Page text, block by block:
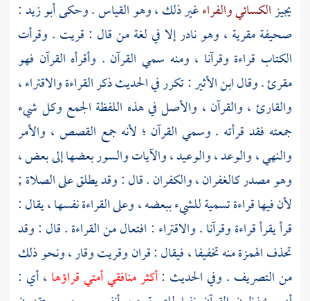
يجيزالكسائيوالفراءغير ذلك ، وهو القياس . وحكىأبو زيد:
صحيفة مقرية ، وهو نادر إلا في لغة من قال : قريت . وقرأت
الكتاب قراءة وقرآنا ، ومنه سمي القرآن . وأقرأه القرآن فهو
مقرئ . وقالابن الأثير: تكرر في الحديث ذكر القراءة والاقتراء ،
والقارئ ، والقرآن ، والأصل في هذه اللفظة الجمع وكل شيء
جمعته فقد قرأته . وسمي القرآن ؛ لأنه جمع القصص ، والأمر
والنهي ، والوعد ، والوعيد ، والآيات والسور بعضها إلى بعض ،
وهو مصدر كالغفران ، والكفران . قال : وقد يطلق على الصلاة ;
لأن فيها قراءة تسمية للشيء ببعضه ، وعلى القراءة نفسها ، يقال :
قرأ يقرأ قراءة وقرآنا . والاقتراء : افتعال من القراءة . قال : وقد
تحذف الهمزة منه تخفيفا ، فيقال : قران وقريت وقار ، ونحو ذلك
من التصريف . وفي الحديث :أكثر منافقي أمتي قراؤها ، أي :